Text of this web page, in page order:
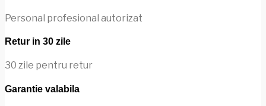
Personal profesional autorizat
Retur in 30 zile
30 zile pentru retur
Garantie valabila